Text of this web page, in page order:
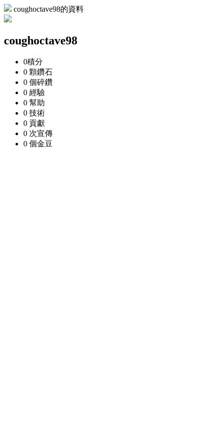
coughoctave98的資料
coughoctave98
0積分
0 顆鑽石
0 個碎鑽
0 經驗
0 幫助
0 技術
0 貢獻
0 次宣傳
0 個金豆